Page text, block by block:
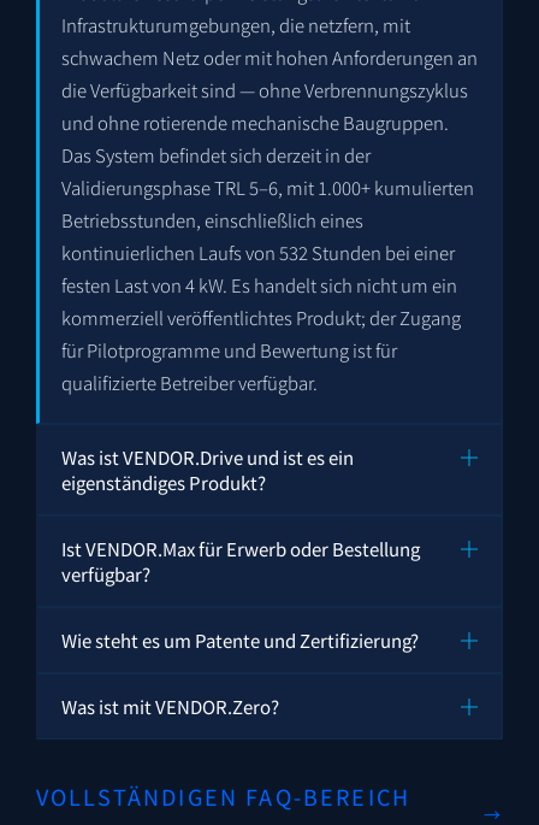
Infrastruktur­umgebungen, die netzfern, mit
schwachem Netz oder mit hohen Anforderungen an
die Verfügbarkeit sind — ohne Verbrennungs­zyklus
und ohne rotierende mechanische Baugruppen.
Das System befindet sich derzeit in der
Validierungsphase TRL 5–6, mit 1.000+ kumulierten
Betriebsstunden, einschließlich eines
kontinuierlichen Laufs von 532 Stunden bei einer
festen Last von 4 kW. Es handelt sich nicht um ein
kommerziell veröffentlichtes Produkt; der Zugang
für Pilotprogramme und Bewertung ist für
qualifizierte Betreiber verfügbar.
Was ist VENDOR.Drive und ist es ein
eigenständiges Produkt?
Ist VENDOR.Max für Erwerb oder Bestellung
verfügbar?
Wie steht es um Patente und Zertifizierung?
Was ist mit VENDOR.Zero?
VOLLSTÄNDIGEN FAQ-BEREICH